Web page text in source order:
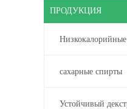
ПРОДУКЦИЯ
сахарные спирты
Устойчивый